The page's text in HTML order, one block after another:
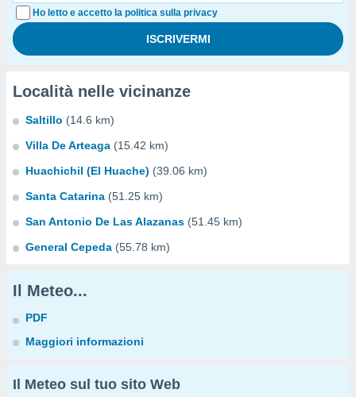
Ho letto e accetto la politica sulla privacy
Località nelle vicinanze
Saltillo (14.6 km)
Villa De Arteaga (15.42 km)
Huachichil (El Huache) (39.06 km)
Santa Catarina (51.25 km)
San Antonio De Las Alazanas (51.45 km)
General Cepeda (55.78 km)
Il Meteo...
PDF
Maggiori informazioni
Il Meteo sul tuo sito Web